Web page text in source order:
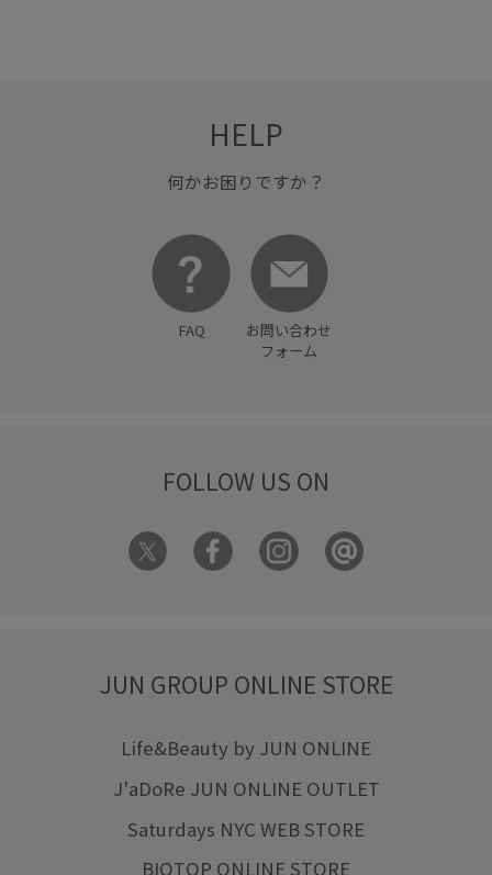
HELP
何かお困りですか？
FAQ
お問い合わせ
フォーム
FOLLOW US ON
JUN GROUP ONLINE STORE
Life&Beauty by JUN ONLINE
J'aDoRe JUN ONLINE OUTLET
Saturdays NYC WEB STORE
BIOTOP ONLINE STORE